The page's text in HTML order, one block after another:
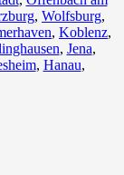
, Wolfsburg,
, Koblenz,
, Jena,
, Hanau,